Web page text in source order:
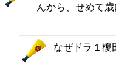
んから、せめて
なぜドラ１榎